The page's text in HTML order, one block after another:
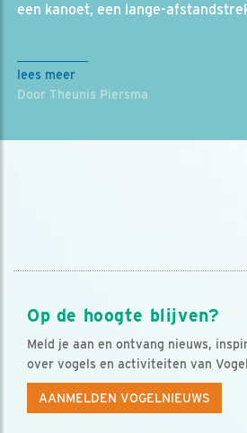
een kanoet, een lange-
lees meer
Door Theunis Piersma
Op de hoogte blijven?
Meld je aan en ontvang nieuws,
over vogels en activiteiten van
AANMELDEN VOGELNIEUWS